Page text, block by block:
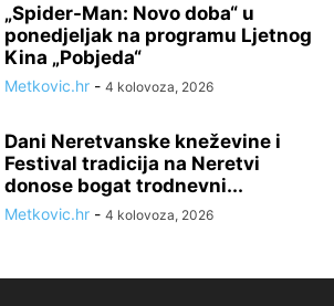
„Spider-Man: Novo doba“ u
ponedjeljak na programu Ljetnog
Kina „Pobjeda“
Metkovic.hr - 4 kolovoza, 2026
Dani Neretvanske kneževine i
Festival tradicija na Neretvi
donose bogat trodnevni...
Metkovic.hr - 4 kolovoza, 2026